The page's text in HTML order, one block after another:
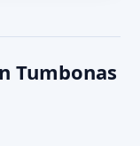
Tumbonas